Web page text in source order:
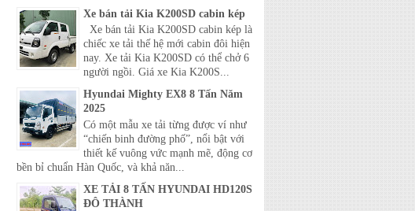
Xe bán tải Kia K200SD cabin kép
Xe bán tải Kia K200SD cabin kép là
chiếc xe tải thế hệ mới cabin đôi hiện
nay. Xe tải Kia K200SD có thể chở 6
người ngồi. Giá xe Kia K200S...
Hyundai Mighty EX8 8 Tấn Năm
2025
Có một mẫu xe tải từng được ví như
“chiến binh đường phố”, nổi bật với
thiết kế vuông vức mạnh mẽ, động cơ
bền bỉ chuẩn Hàn Quốc, và khả năn...
XE TẢI 8 TẤN HYUNDAI HD120S
ĐÔ THÀNH